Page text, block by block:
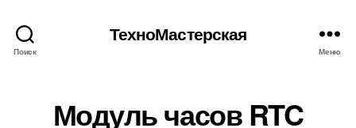
Поиск
ТехноМастерская
Меню
Модуль часов RTC